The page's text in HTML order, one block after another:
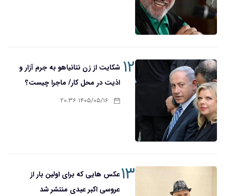
۱۲ شکایت از زن نتانیاهو به جرم آزار و
اذیت در محل کار/ ماجرا چیست؟
۱۴۰۵/۰۵/۱۶ ۲۰:۳۶
۱۳عکس هایی که برای اولین بار از
عروسی اکبر عبدی منتشر شد